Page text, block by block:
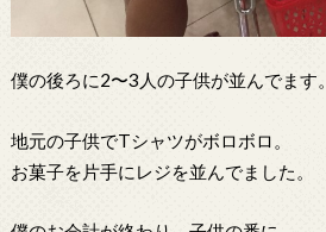
僕の後ろに2〜3人の子供が並んでます。
地元の子供でTシャツがボロボロ。
お菓子を片手にレジを並んでました。